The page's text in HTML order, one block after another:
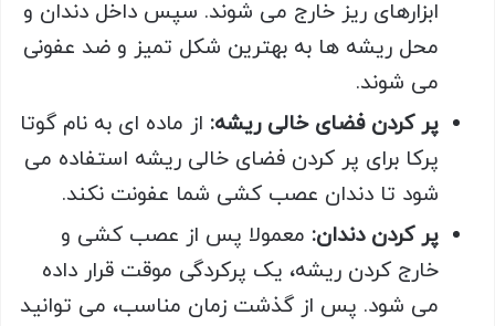
ابزارهای ریز خارج می شوند. سپس داخل دندان و
محل ریشه ها به بهترین شکل تمیز و ضد عفونی
می شوند.
پر کردن فضای خالی ریشه: از ماده ای به نام گوتا
پرکا برای پر کردن فضای خالی ریشه استفاده می
شود تا دندان عصب کشی شما عفونت نکند.
پر کردن دندان: معمولا پس از عصب کشی و
خارج کردن ریشه، یک پرکردگی موقت قرار داده
می شود. پس از گذشت زمان مناسب، می توانید